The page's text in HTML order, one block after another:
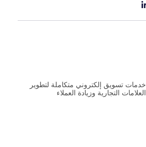
خدمات تسويق إلكتروني متكاملة لتطوير
العلامات التجارية وزيادة العملاء